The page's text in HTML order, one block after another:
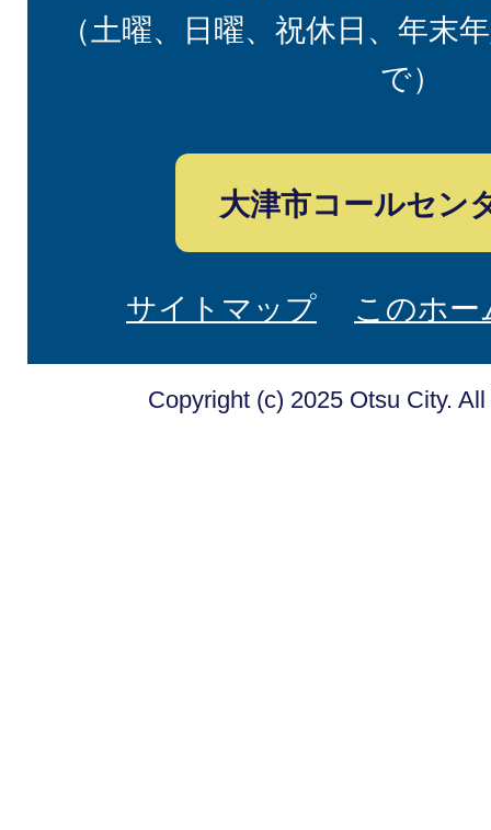
（土曜、日曜、祝休日、年末
で）
大津市コールセン
サイトマップ このホ
Copyright (c) 2025 Otsu City.